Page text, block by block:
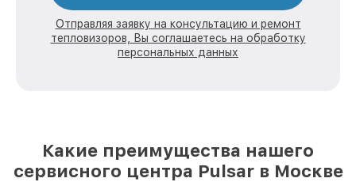
Отправляя заявку на консультацию и ремонт
тепловизоров, Вы соглашаетесь на обработку
персональных данных
Какие преимущества нашего
сервисного центра Pulsar в Москве